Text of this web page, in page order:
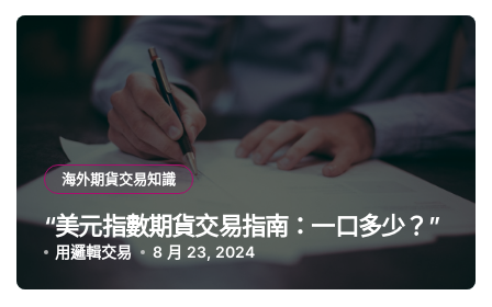
海外期貨交易知識
“美元指數期貨交易指南：一口多少？”
用邏輯交易 8 月 23, 2024